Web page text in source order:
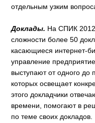
отдельным узким
Доклады. На СПИК
сложности более 50
касающиеся интернет-
управление
выступают от одного до
которых освещает
этого докладчики
времени, помогают в
по теме своих докладов.